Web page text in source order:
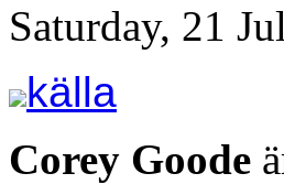
Saturday, 21
källa
Corey Goode